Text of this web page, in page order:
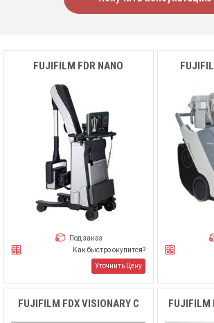
FUJIFILM FDR NANO
Под заказ
Как быстро окупится?
Уточнить Цену
FUJIFILM FDX VISIONARY C FUJIFILM